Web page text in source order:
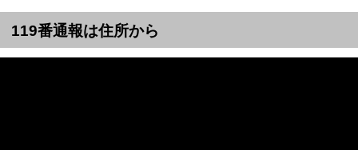
119番通報は住所から